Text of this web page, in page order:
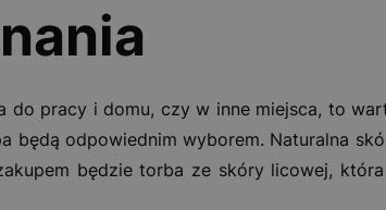
do pracy i domu, czy w inne miejsca, to
będą odpowiednim wyborem. Naturalna
będzie torba ze skóry licowej,